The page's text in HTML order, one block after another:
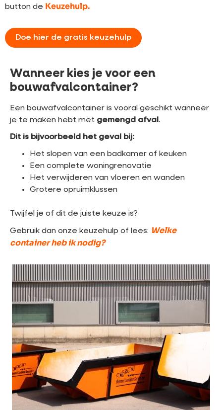
button de Keuzehulp.
Doe hier de gratis keuzehulp
Wanneer kies je voor een
bouwafvalcontainer?
Een bouwafvalcontainer is vooral geschikt wanneer
je te maken hebt met gemengd afval.
Dit is bijvoorbeeld het geval bij:
Het slopen van een badkamer of keuken
Een complete woningrenovatie
Het verwijderen van vloeren en wanden
Grotere opruimklussen
Twijfel je of dit de juiste keuze is?
Gebruik dan onze keuzehulp of lees: Welke
container heb ik nodig?